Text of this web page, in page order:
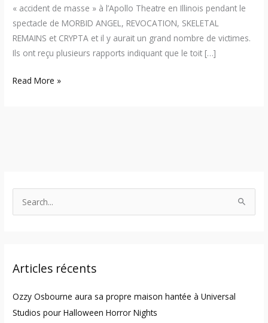
« accident de masse » à l’Apollo Theatre en Illinois pendant le
spectacle de MORBID ANGEL, REVOCATION, SKELETAL
REMAINS et CRYPTA et il y aurait un grand nombre de victimes.
Ils ont reçu plusieurs rapports indiquant que le toit […]
Read More »
c
f
o
Articles récents
Ozzy Osbourne aura sa propre maison hantée à Universal
Studios pour Halloween Horror Nights